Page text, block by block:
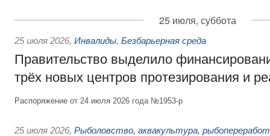
25 июля, суббота
25 июля 2026, Инвалиды. Безбарьерная среда
Правительство выделило
трёх новых центров протезирования и
Распоряжение от 24 июля 2026 года №1953-р
25 июля 2026, Рыболовство, аквакультура,